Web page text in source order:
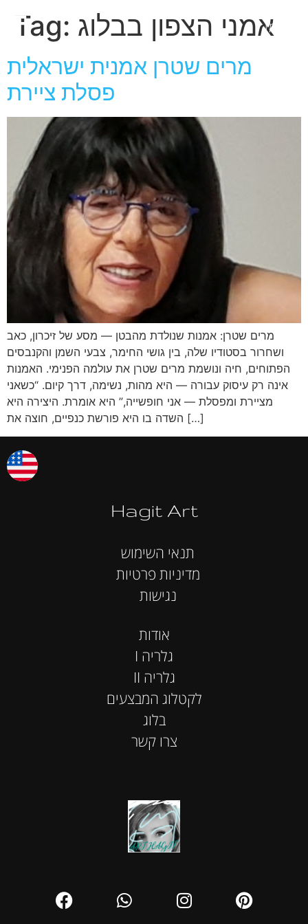
ארגמן Tag: אמני הצפון בבלוג
מרים שטרן אמנית ישראלית
פסלת ציירת
מרים שטרן: אמנות שנולדת מהבטן — מסע של זיכרון, כאב
ושחרור בסטודיו שלה, בין גושי החימר, צבעי השמן והקנבסים
הפתוחים, חיה ונושמת מרים שטרן את עולמה הפנימי. האמנות
אינה רק עיסוק עבורה — היא מהות, נשימה, דרך קיום. “כשאני
מציירת ומפסלת — אני חופשייה,” היא אומרת. היצירה היא
השדה בו היא פורשת כנפיים, חוצה את […]
Hagit Art
אודות
I גלריה
II גלריה
לקטלוג המבצעים
בלוג
צרו קשר
תנאי השימוש
מדיניות פרטיות
נגישות